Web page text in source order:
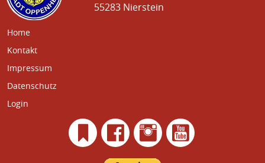
55283 Nierstein
Home
Kontakt
Impressum
Datenschutz
Login